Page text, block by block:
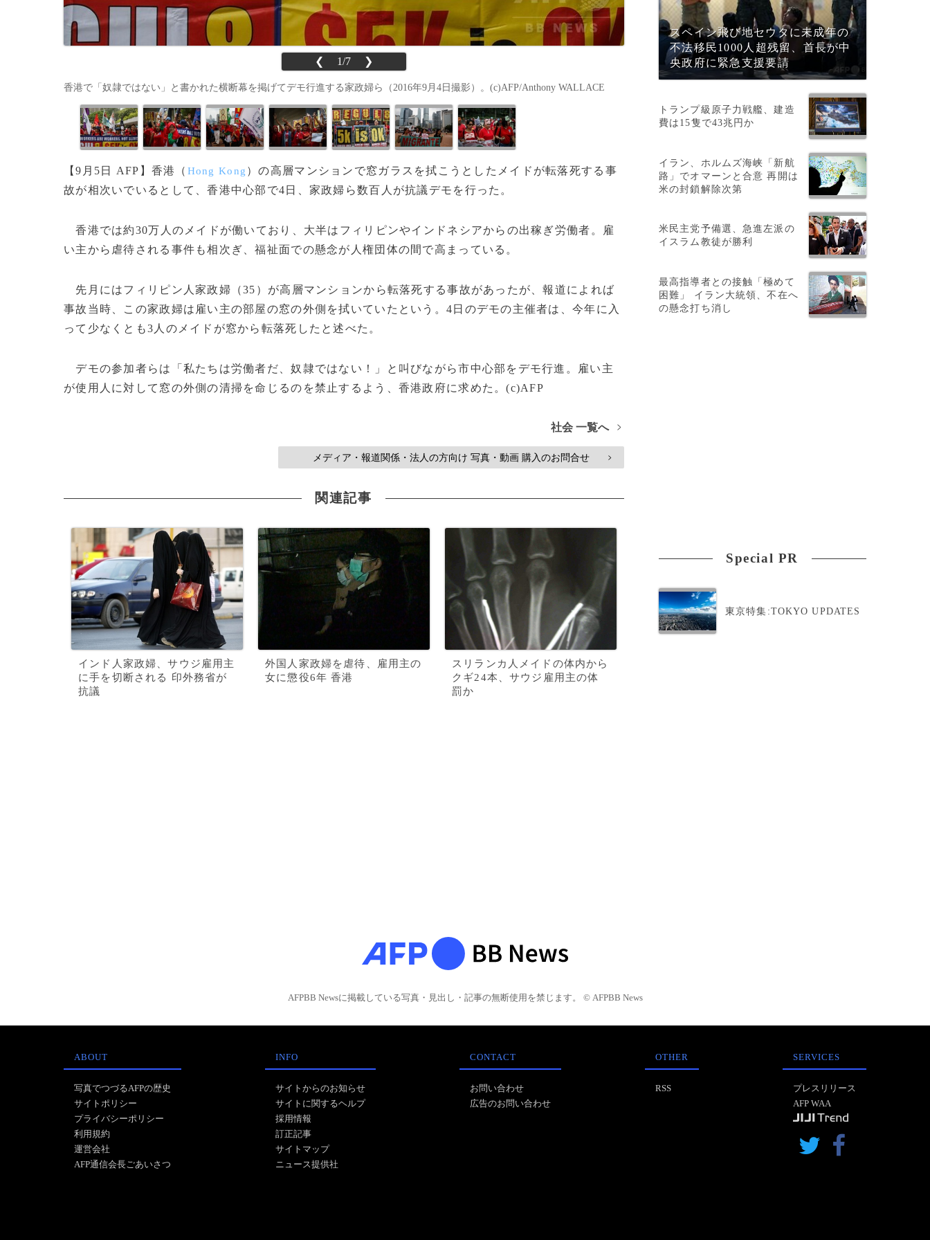
❮ 1/7 ❯
香港で「奴隷ではない」と書かれた横断幕を掲げてデモ行進する家政婦ら（2016年9月4日撮影）。(c)AFP/Anthony WALLACE
【9月5日 AFP】香港（ Hong Kong ）の高層マンションで窓ガラスを拭こうとしたメイドが転落死する事
故が相次いでいるとして、香港中心部で4日、家政婦ら数百人が抗議デモを行った。
香港では約30万人のメイドが働いており、大半はフィリピンやインドネシアからの出稼ぎ労働者。雇
い主から虐待される事件も相次ぎ、福祉面での懸念が人権団体の間で高まっている。
先月にはフィリピン人家政婦（35）が高層マンションから転落死する事故があったが、報道によれば
事故当時、この家政婦は雇い主の部屋の窓の外側を拭いていたという。4日のデモの主催者は、今年に入
って少なくとも3人のメイドが窓から転落死したと述べた。
デモの参加者らは「私たちは労働者だ、奴隷ではない！」と叫びながら市中心部をデモ行進。雇い主
が使用人に対して窓の外側の清掃を命じるのを禁止するよう、香港政府に求めた。(c)AFP
社会 一覧へ >
メディア・報道関係・法人の方向け 写真・動画 購入のお問合せ >
関連記事
インド人家政婦、サウジ雇用主
に手を切断される 印外務省が
抗議
外国人家政婦を虐待、雇用主の
女に懲役6年 香港
スリランカ人メイドの体内から
クギ24本、サウジ雇用主の体
罰か
スペイン飛び地セウタに未成年の
不法移民1000人超残留、首長が中
央政府に緊急支援要請
トランプ級原子力戦艦、建造
費は15隻で43兆円か
イラン、ホルムズ海峡「新航
路」でオマーンと合意 再開は
米の封鎖解除次第
米民主党予備選、急進左派の
イスラム教徒が勝利
最高指導者との接触「極めて
困難」 イラン大統領、不在へ
の懸念打ち消し
Special PR
東京特集:TOKYO UPDATES
AFPBB Newsに掲載している写真・見出し・記事の無断使用を禁じます。 © AFPBB News
ABOUT
写真でつづるAFPの歴史
サイトポリシー
プライバシーポリシー
利用規約
運営会社
AFP通信会長ごあいさつ
INFO
サイトからのお知らせ
サイトに関するヘルプ
採用情報
訂正記事
サイトマップ
ニュース提供社
CONTACT
お問い合わせ
広告のお問い合わせ
OTHER
RSS
SERVICES
プレスリリース
AFP WAA